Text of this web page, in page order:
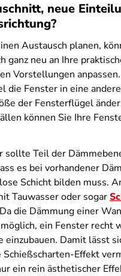
neue
Austausch planen,
ganz neu an Ihre
Vorstellungen
die Fenster in eine
der Fensterflügel
können Sie Ihre
sollte Teil der
es bei vorhandener
Schicht bilden muss.
Tauwasser oder sogar
die Dämmung einer
ein Fenster recht
einzubauen. Damit lässt
Schießscharten-Effekt
ein rein ästhetischer